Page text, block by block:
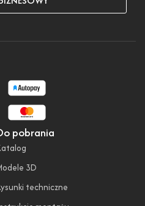
pobrania
3D
techniczne